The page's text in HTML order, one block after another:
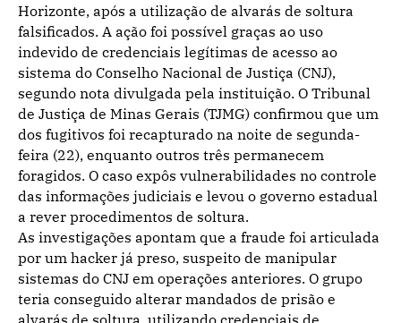
Horizonte, após a utilização de alvarás de soltura
falsificados. A ação foi possível graças ao uso
indevido de credenciais legítimas de acesso ao
sistema do Conselho Nacional de Justiça (CNJ),
segundo nota divulgada pela instituição. O Tribunal
de Justiça de Minas Gerais (TJMG) confirmou que um
dos fugitivos foi recapturado na noite de segunda-
feira (22), enquanto outros três permanecem
foragidos. O caso expôs vulnerabilidades no controle
das informações judiciais e levou o governo estadual
a rever procedimentos de soltura.
As investigações apontam que a fraude foi articulada
por um hacker já preso, suspeito de manipular
sistemas do CNJ em operações anteriores. O grupo
teria conseguido alterar mandados de prisão e
alvarás de soltura, utilizando credenciais de